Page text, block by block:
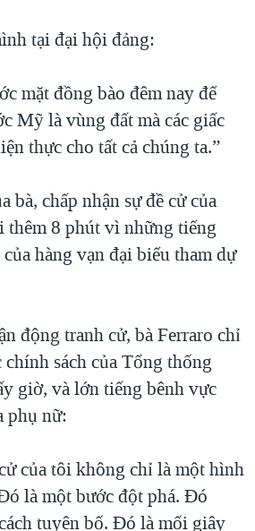
tại đại hội đảng:
mặt đồng bào đêm nay để
Mỹ là vùng đất mà các giấc
thực cho tất cả chúng ta.”
bà, chấp nhận sự đề cử của
thêm 8 phút vì những tiếng
hàng vạn đại biểu tham dự
động tranh cử, bà Ferraro chỉ
chính sách của Tổng thống
giờ, và lớn tiếng bênh vực
phụ nữ:
của tôi không chỉ là một hình
là một bước đột phá. Đó
tuyên bố. Đó là mối giây